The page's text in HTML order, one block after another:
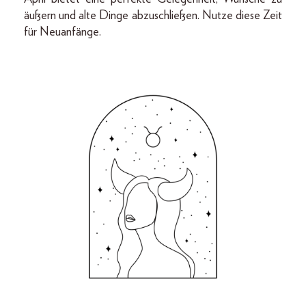
äußern und alte Dinge abzuschließen. Nutze diese Zeit
für Neuanfänge.